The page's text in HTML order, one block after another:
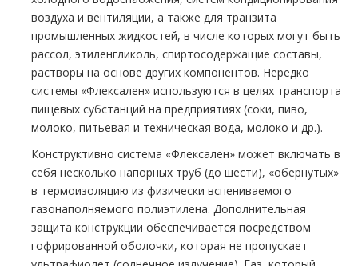
воздуха и вентиляции, а также для транзита
промышленных жидкостей, в числе которых могут быть
рассол, этиленгликоль, спиртосодержащие составы,
растворы на основе других компонентов. Нередко
системы «Флексален» используются в целях транспорта
пищевых субстанций на предприятиях (соки, пиво,
молоко, питьевая и техническая вода, молоко и др.).
Конструктивно система «Флексален» может включать в
себя несколько напорных труб (до шести), «обернутых»
в термоизоляцию из физически вспениваемого
газонаполняемого полиэтилена. Дополнительная
защита конструкции обеспечивается посредством
гофрированной оболочки, которая не пропускает